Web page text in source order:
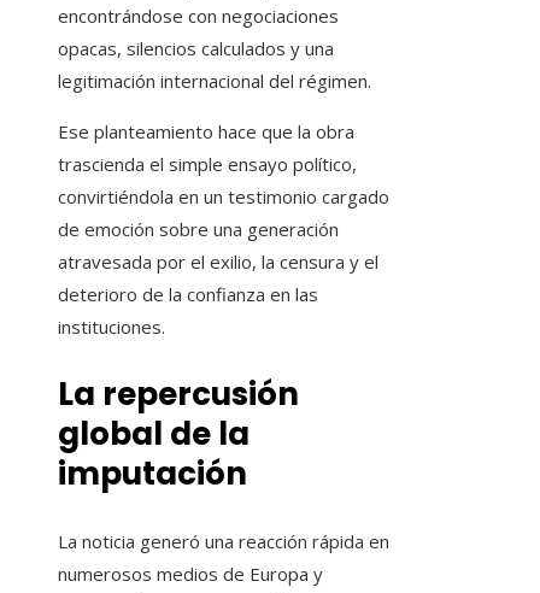
encontrándose con negociaciones
opacas, silencios calculados y una
legitimación internacional del régimen.
Ese planteamiento hace que la obra
trascienda el simple ensayo político,
convirtiéndola en un testimonio cargado
de emoción sobre una generación
atravesada por el exilio, la censura y el
deterioro de la confianza en las
instituciones.
La repercusión
global de la
imputación
La noticia generó una reacción rápida en
numerosos medios de Europa y